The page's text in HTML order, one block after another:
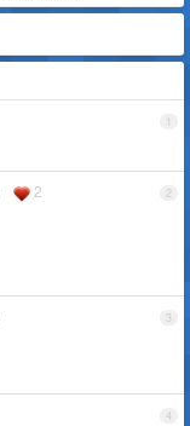
1
2
2
3
4